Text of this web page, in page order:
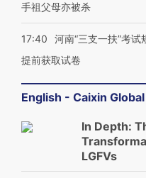
手祖父母亦被杀
17:40
河南“三支一扶”考
提前获取试卷
English - Caixin Global
In Depth:
LGFVs